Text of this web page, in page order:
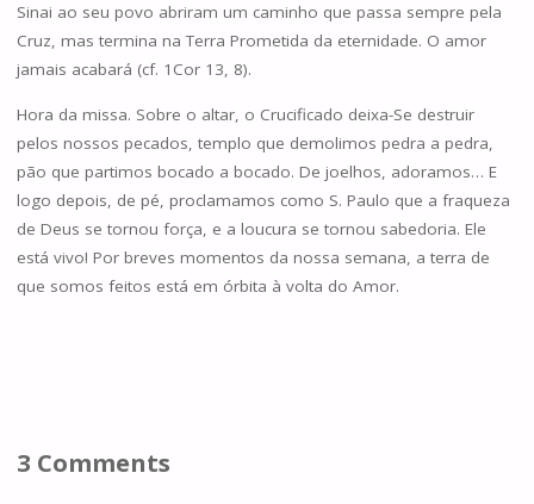
Sinai ao seu povo abriram um caminho que passa sempre pela
Cruz, mas termina na Terra Prometida da eternidade. O amor
jamais acabará (cf. 1Cor 13, 8).
Hora da missa. Sobre o altar, o Crucificado deixa-Se destruir
pelos nossos pecados, templo que demolimos pedra a pedra,
pão que partimos bocado a bocado. De joelhos, adoramos… E
logo depois, de pé, proclamamos como S. Paulo que a fraqueza
de Deus se tornou força, e a loucura se tornou sabedoria. Ele
está vivo! Por breves momentos da nossa semana, a terra de
que somos feitos está em órbita à volta do Amor.
3 Comments